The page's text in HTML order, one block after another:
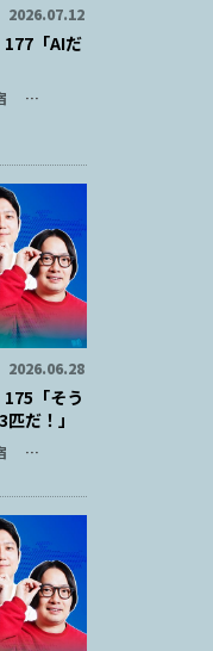
2026.07.12
177「AIだ
…
2026.06.28
「そう
だ！」
…